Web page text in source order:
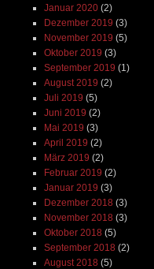
Januar 2020(2)
Dezember 2019 (3)
November 2019 (5)
Oktober 2019 (3)
September 2019 (1)
August 2019 (2)
Juli 2019 (5)
Juni 2019 (2)
Mai 2019 (3)
April 2019 (2)
März 2019 (2)
Februar 2019 (2)
Januar 2019 (3)
Dezember 2018 (3)
November 2018 (3)
Oktober 2018 (5)
September 2018 (2)
August 2018 (5)